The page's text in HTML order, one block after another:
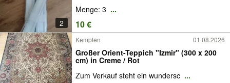
2
Menge: 3 ...
10 €
Kempten 01.08.2026
Großer Orient-Teppich "Izmir" (300 x 200
cm) in Creme / Rot
Zum Verkauf steht ein wundersc ...